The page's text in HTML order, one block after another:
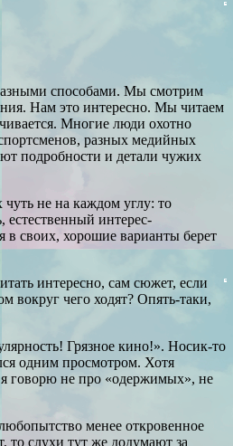
способами. Мы смотрим
Нам это интересно. Мы читаем
Многие люди охотно
разных медийных
подробности и детали чужих
чуть не на каждом углу: то
естественный интерес-
в своих, хорошие варианты берет
интересно, сам сюжет, если
вокруг чего ходят? Опять-таки,
Грязное кино!». Носик-то
одним просмотром. Хотя
я говорю не про «одержимых», не
менее откровенное
то слухи тут же додумают за